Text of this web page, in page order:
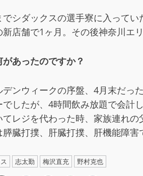
シダックスの選手寮に入って
店舗で1ヶ月。その後神奈川エ
あったのですか？
ンウィークの序盤、4月末だっ
したが、4時間飲み放題で会計
レジを代わった時、家族連れ
臓打撲、肝臓打撲、肝機能障害
志太勤 梅沢直充 野村克也